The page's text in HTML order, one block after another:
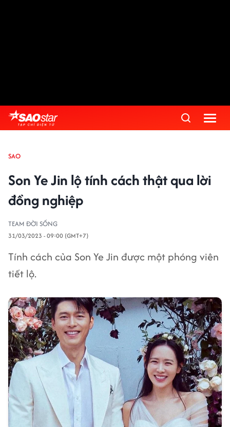
SAO
Son Ye Jin lộ tính cách thật qua lời
đồng nghiệp
TEAM ĐỜI SỐNG
31/03/2023 - 09:00 (GMT+7)
Tính cách của Son Ye Jin được một phóng viên
tiết lộ.